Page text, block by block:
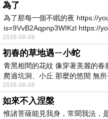
為了
為了那每一個不眠的夜 https://
is=9VvB2Aqpnp3WIKzl https://
2026-08-08
初春的草地遇ㄧ小蛇
青黑相間的花紋 像穿著美麗的
爬過坑洞、小丘 那麼的悠閒 無
2026-08-08
如來不入涅槃
惟諸菩薩能見我身，常聞我法，